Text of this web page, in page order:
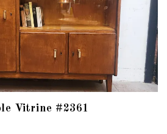
Vitrine #2361